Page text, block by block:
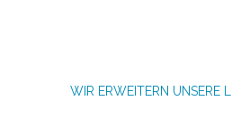
WIR ERWEITERN UNSERE